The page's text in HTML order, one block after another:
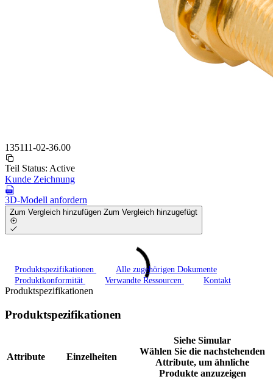
135111-02-36.00
Teil Status: Active
Kunde Zeichnung
3D-Modell anfordern
Zum Vergleich hinzufügen Zum Vergleich hinzugefügt
Produktspezifikationen
Alle zugehörigen Dokumente
Produktkonformität
Verwandte Ressourcen Kontakt
Produktspezifikationen
Produktspezifikationen
Attribute Einzelheiten
Siehe Simular
Wählen Sie die nachstehenden
Attribute, um ähnliche
Produkte anzuzeigen